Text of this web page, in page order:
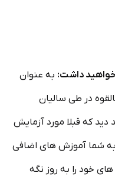
داشت: به عنوان
در طی سالیان
که قبلا مورد آزمایش
به شما آموزش های اضافی
خود را به روز نگه